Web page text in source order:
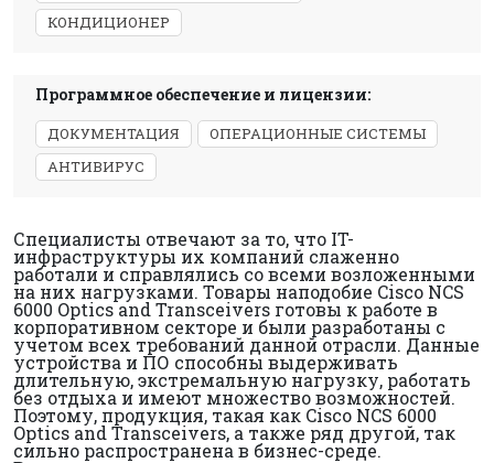
КОНДИЦИОНЕР
Программное обеспечение и лицензии:
ДОКУМЕНТАЦИЯ
ОПЕРАЦИОННЫЕ СИСТЕМЫ
АНТИВИРУС
Специалисты отвечают за то, что IT-
инфраструктуры их компаний слаженно
работали и справлялись со всеми возложенными
на них нагрузками. Товары наподобие Cisco NCS
6000 Optics and Transceivers готовы к работе в
корпоративном секторе и были разработаны с
учетом всех требований данной отрасли. Данные
устройства и ПО способны выдерживать
длительную, экстремальную нагрузку, работать
без отдыха и имеют множество возможностей.
Поэтому, продукция, такая как Cisco NCS 6000
Optics and Transceivers, а также ряд другой, так
сильно распространена в бизнес-среде.